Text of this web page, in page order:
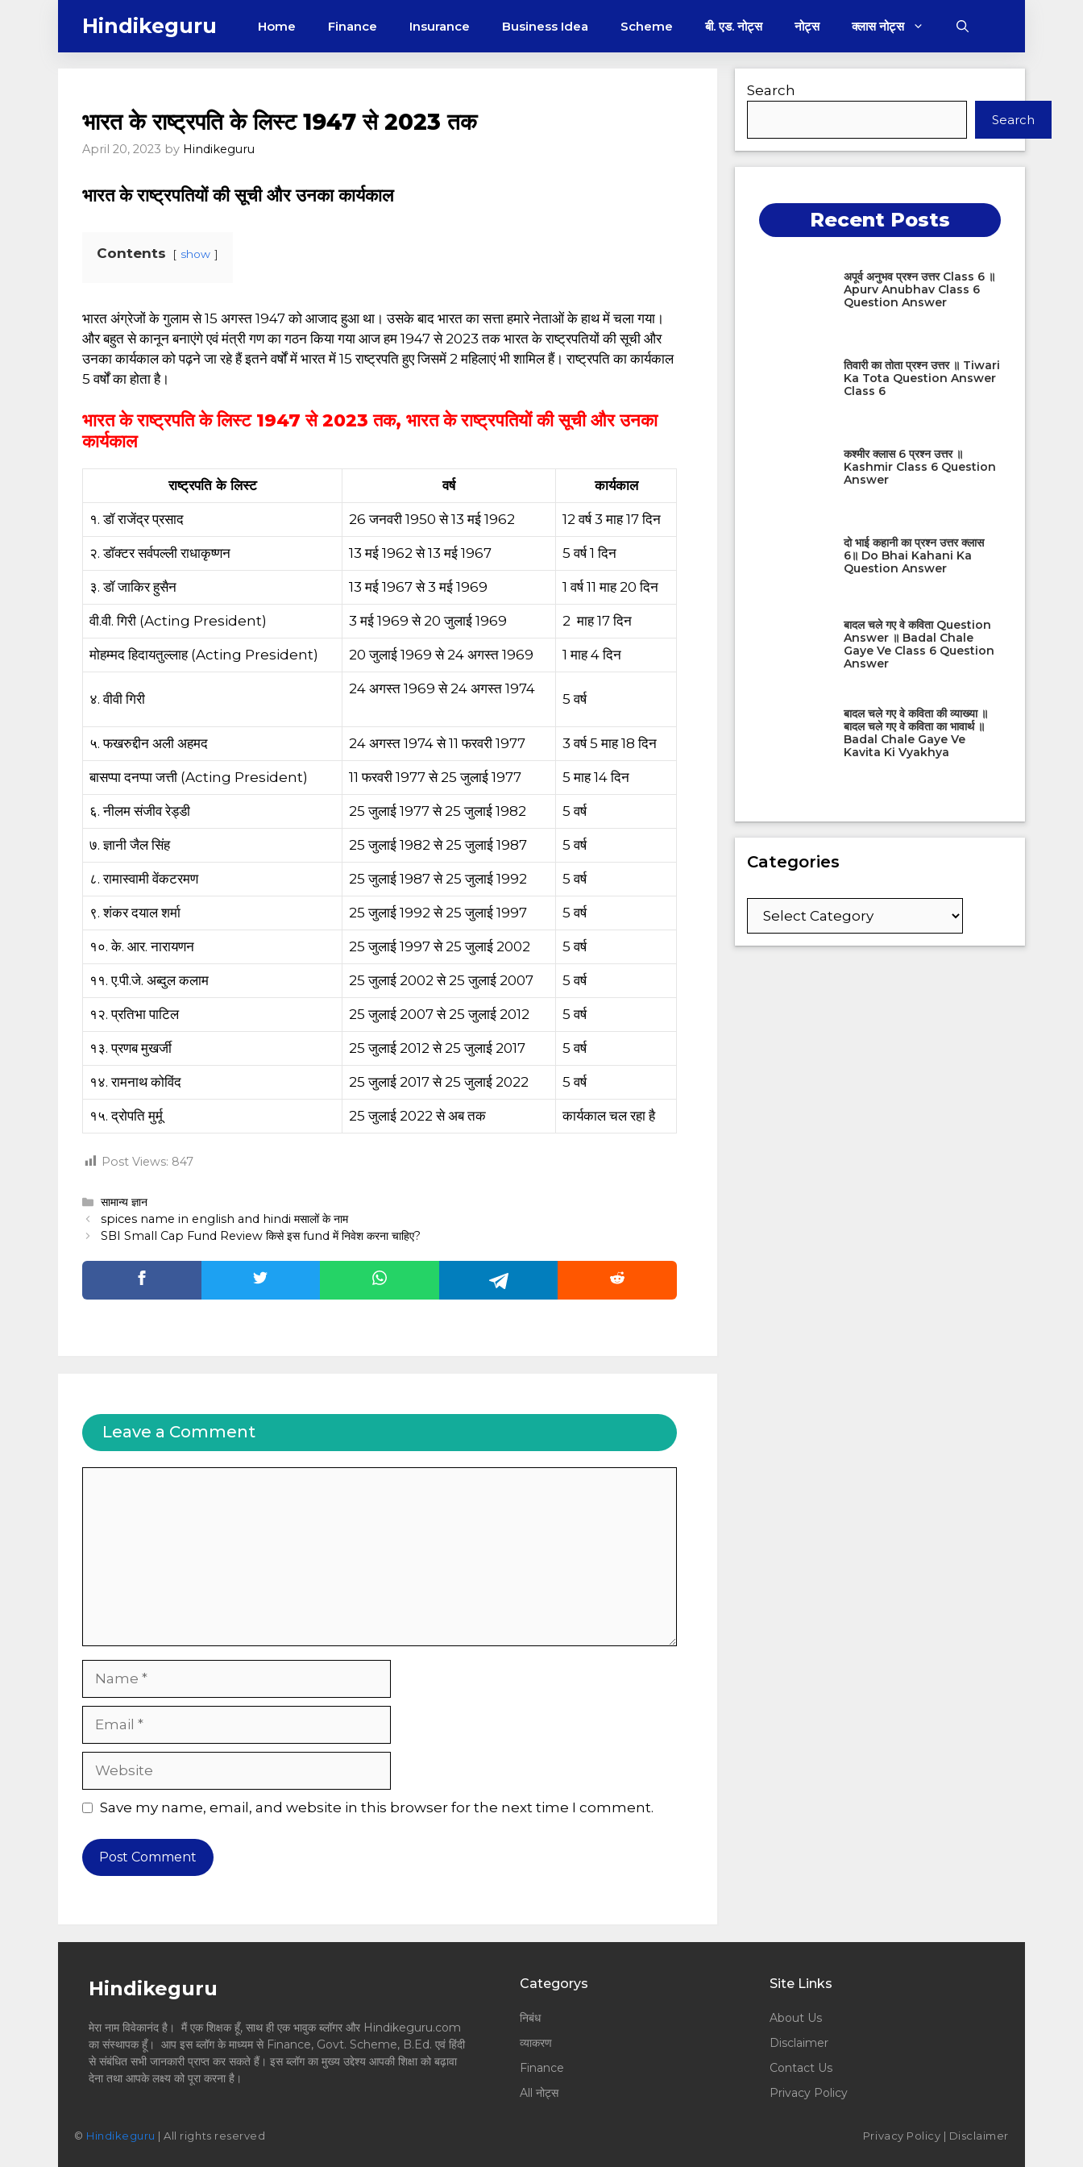
Hindikeguru Home Finance Insurance Business Idea Scheme बी. एड. नोट्स नोट्स क्लास नोट्स
भारत के राष्ट्रपति के लिस्ट 1947 से 2023 तक
April 20, 2023 by Hindikeguru
भारत के राष्ट्रपतियों की सूची और उनका कार्यकाल
Contents show
भारत अंग्रेजों के गुलाम से 15 अगस्त 1947 को आजाद हुआ था। उसके बाद भारत का सत्ता हमारे नेताओं के हाथ में चला गया।
और बहुत से कानून बनाएंगे एवं मंत्री गण का गठन किया गया आज हम 1947 से 2023 तक भारत के राष्ट्रपतियों की सूची और
उनका कार्यकाल को पढ़ने जा रहे हैं इतने वर्षों में भारत में 15 राष्ट्रपति हुए जिसमें 2 महिलाएं भी शामिल हैं। राष्ट्रपति का कार्यकाल
5 वर्षों का होता है।
भारत के राष्ट्रपति के लिस्ट 1947 से 2023 तक, भारत के राष्ट्रपतियों की सूची और उनका
कार्यकाल
राष्ट्रपति के लिस्ट वर्ष कार्यकाल
१. डॉ राजेंद्र प्रसाद 26 जनवरी 1950 से 13 मई 1962 12 वर्ष 3 माह 17 दिन
२. डॉक्टर सर्वपल्ली राधाकृष्णन 13 मई 1962 से 13 मई 1967 5 वर्ष 1 दिन
३. डॉ जाकिर हुसैन 13 मई 1967 से 3 मई 1969 1 वर्ष 11 माह 20 दिन
वी.वी. गिरी (Acting President) 3 मई 1969 से 20 जुलाई 1969 2 माह 17 दिन
मोहम्मद हिदायतुल्लाह (Acting President) 20 जुलाई 1969 से 24 अगस्त 1969 1 माह 4 दिन
४. वीवी गिरी
24 अगस्त 1969 से 24 अगस्त 1974
5 वर्ष
५. फखरुद्दीन अली अहमद 24 अगस्त 1974 से 11 फरवरी 1977 3 वर्ष 5 माह 18 दिन
बासप्पा दनप्पा जत्ती (Acting President) 11 फरवरी 1977 से 25 जुलाई 1977 5 माह 14 दिन
६. नीलम संजीव रेड्डी 25 जुलाई 1977 से 25 जुलाई 1982 5 वर्ष
७. ज्ञानी जैल सिंह 25 जुलाई 1982 से 25 जुलाई 1987 5 वर्ष
८. रामास्वामी वेंकटरमण 25 जुलाई 1987 से 25 जुलाई 1992 5 वर्ष
९. शंकर दयाल शर्मा 25 जुलाई 1992 से 25 जुलाई 1997 5 वर्ष
१०. के. आर. नारायणन 25 जुलाई 1997 से 25 जुलाई 2002 5 वर्ष
११. ए.पी.जे. अब्दुल कलाम 25 जुलाई 2002 से 25 जुलाई 2007 5 वर्ष
१२. प्रतिभा पाटिल 25 जुलाई 2007 से 25 जुलाई 2012 5 वर्ष
१३. प्रणब मुखर्जी 25 जुलाई 2012 से 25 जुलाई 2017 5 वर्ष
१४. रामनाथ कोविंद 25 जुलाई 2017 से 25 जुलाई 2022 5 वर्ष
१५. द्रोपति मुर्मू 25 जुलाई 2022 से अब तक कार्यकाल चल रहा है
Post Views: 847
Categories
सामान्य ज्ञान
spices name in english and hindi मसालों के नाम
SBI Small Cap Fund Review किसे इस fund में निवेश करना चाहिए?
Leave a Comment
Website
Save my name, email, and website in this browser for the next time I comment.
Search
Search
Recent Posts
अपूर्व अनुभव प्रश्न उत्तर Class 6 ॥
Apurv Anubhav Class 6
Question Answer
तिवारी का तोता प्रश्न उत्तर ॥ Tiwari
Ka Tota Question Answer
Class 6
कश्मीर क्लास 6 प्रश्न उत्तर ॥
Kashmir Class 6 Question
Answer
दो भाई कहानी का प्रश्न उत्तर क्लास
6॥ Do Bhai Kahani Ka
Question Answer
बादल चले गए वे कविता Question
Answer ॥ Badal Chale
Gaye Ve Class 6 Question
Answer
बादल चले गए वे कविता की व्याख्या ॥
बादल चले गए वे कविता का भावार्थ ॥
Badal Chale Gaye Ve
Kavita Ki Vyakhya
Categories
Categories
Hindikeguru
मेरा नाम विवेकानंद है। मैं एक शिक्षक हूँ, साथ ही एक भावुक ब्लॉगर और Hindikeguru.com
का संस्थापक हूँ। आप इस ब्लॉग के माध्यम से Finance, Govt. Scheme, B.Ed. एवं हिंदी
से संबंधित सभी जानकारी प्राप्त कर सकते हैं। इस ब्लॉग का मुख्य उद्देश्य आपकी शिक्षा को बढ़ावा
देना तथा आपके लक्ष्य को पूरा करना है।
Categorys
निबंध
व्याकरण
Finance
All नोट्स
Site Links
About Us
Disclaimer
Contact Us
Privacy Policy
© Hindikeguru | All rights reserved Privacy Policy | Disclaimer